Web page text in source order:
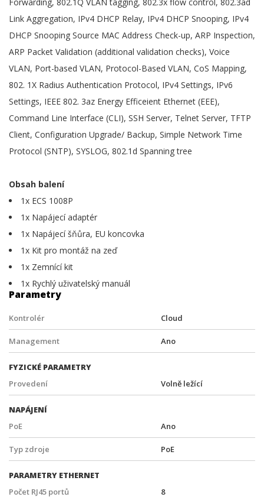
Forwarding, 802.1Q VLAN tagging, 802.3x flow control, 802.3ad
Link Aggregation, IPv4 DHCP Relay, IPv4 DHCP Snooping, IPv4
DHCP Snooping Source MAC Address Check-up, ARP Inspection,
ARP Packet Validation (additional validation checks), Voice
VLAN, Port-based VLAN, Protocol-Based VLAN, CoS Mapping,
802. 1X Radius Authentication Protocol, IPv4 Settings, IPv6
Settings, IEEE 802. 3az Energy Efficeient Ethernet (EEE),
Command Line Interface (CLI), SSH Server, Telnet Server, TFTP
Client, Configuration Upgrade/ Backup, Simple Network Time
Protocol (SNTP), SYSLOG, 802.1d Spanning tree
Obsah balení
1x ECS 1008P
1x Napájecí adaptér
1x Napájecí šňůra, EU koncovka
1x Kit pro montáž na zeď
1x Zemnící kit
1x Rychlý uživatelský manuál
Parametry
Kontrolér Cloud
Management Ano
FYZICKÉ PARAMETRY
Provedení
Volně ležící
NAPÁJENÍ
PoE
Ano
Typ zdroje PoE
PARAMETRY ETHERNET
Počet RJ45 portů
8